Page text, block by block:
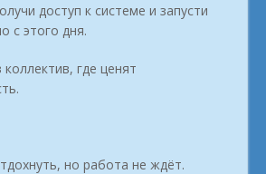
доступ к системе и запусти
с этого дня.
где ценят
но работа не ждёт.